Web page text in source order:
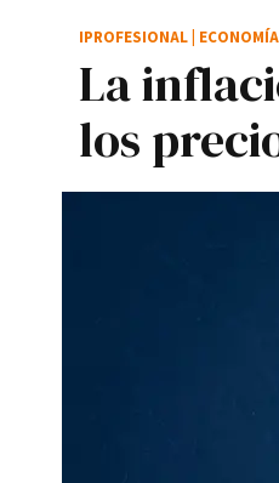
La
los
IPROFESIONAL ECONOMÍA